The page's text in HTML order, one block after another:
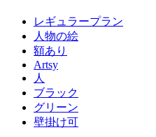
レギュラープラン
人物の絵
額あり
Artsy
人
ブラック
グリーン
壁掛け可